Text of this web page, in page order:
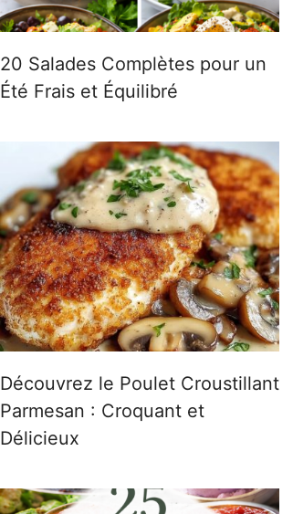
20 Salades Complètes pour un
Été Frais et Équilibré
Découvrez le Poulet Croustillant
Parmesan : Croquant et
Délicieux